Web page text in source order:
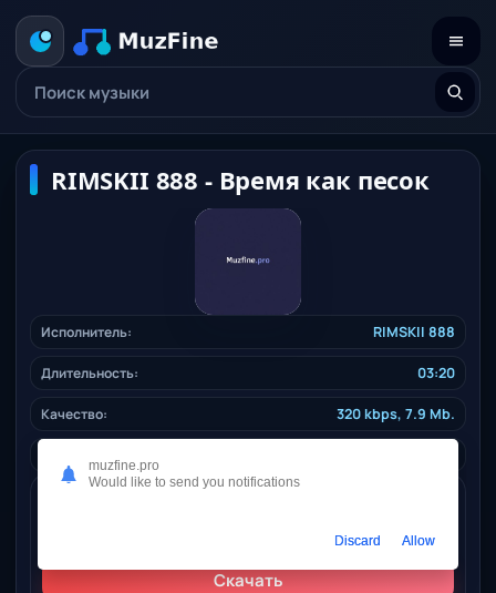
RIMSKII 888 - Время как песок
Исполнитель: RIMSKII 888
Длительность: 03:20
Качество: 320 kbps, 7.9 Mb.
Скачать
muzfine.pro
Would like to send you notifications
Discard Allow